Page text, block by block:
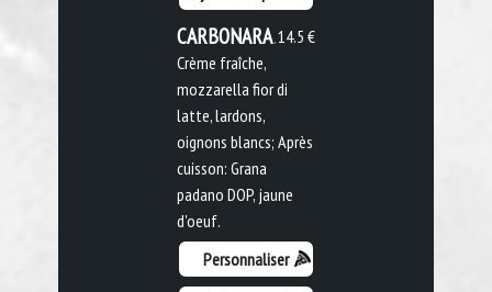
14.5 €
CARBONARA
Crème fraîche,
mozzarella fior di
latte, lardons,
oignons blancs; Après
cuisson: Grana
padano DOP, jaune
d'oeuf.
Personnaliser